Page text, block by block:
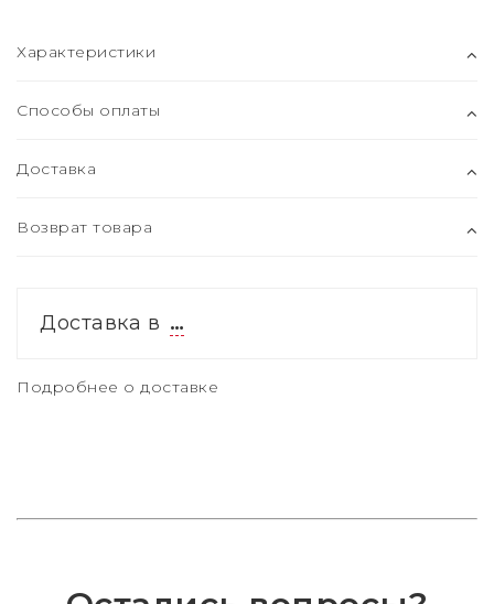
Характеристики
Способы оплаты
Доставка
Возврат товара
Доставка в …
Подробнее о доставке